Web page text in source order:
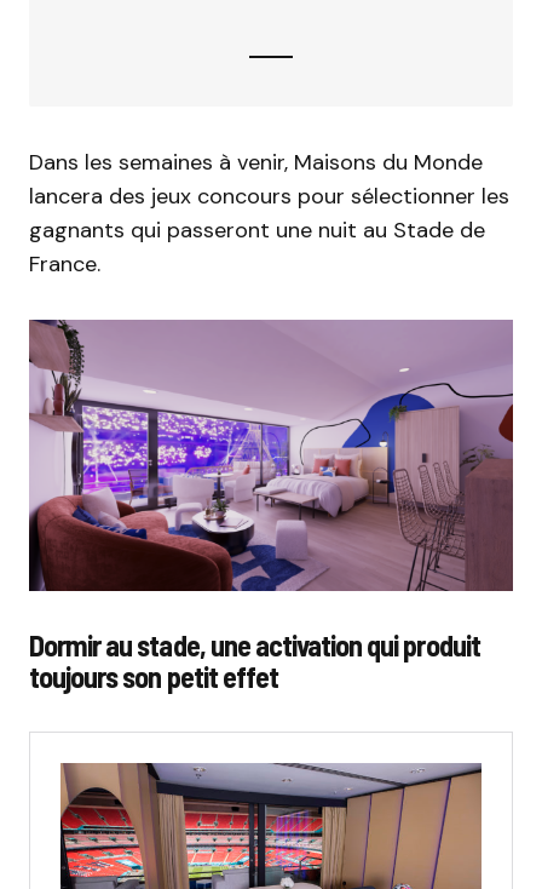
Dans les semaines à venir, Maisons du Monde
lancera des jeux concours pour sélectionner les
gagnants qui passeront une nuit au Stade de
France.
Dormir au stade, une activation qui produit
toujours son petit effet